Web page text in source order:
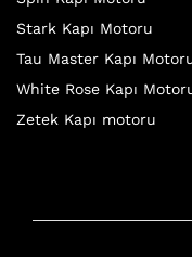
Stark Kapı Motoru
Tau Master Kapı
White Rose Kapı
Zetek Kapı motoru